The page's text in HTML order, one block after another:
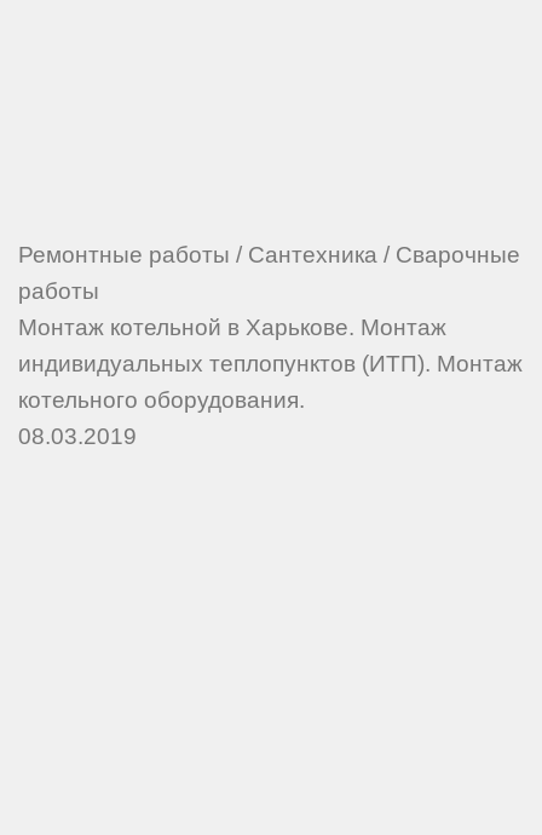
Ремонтные работы / Сантехника / Сварочные
работы
Монтаж котельной в Харькове. Монтаж
индивидуальных теплопунктов (ИТП). Монтаж
котельного оборудования.
08.03.2019